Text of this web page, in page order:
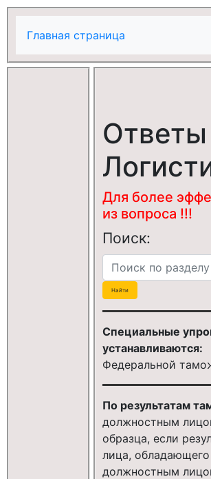
Главная страница
Для более
из вопроса !!!
Поиск:
Специальные
устанавливаются:
Федеральной
По результатам
должностным
образца, если
лица,
должностным